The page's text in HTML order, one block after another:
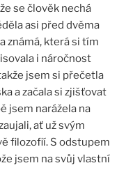
se člověk nechá
asi před dvěma
známá, která si tím
i náročnost
jsem si přečetla
a začala si zjišťovat
jsem narážela na
ať už svým
filozofií. S odstupem
jsem na svůj vlastní